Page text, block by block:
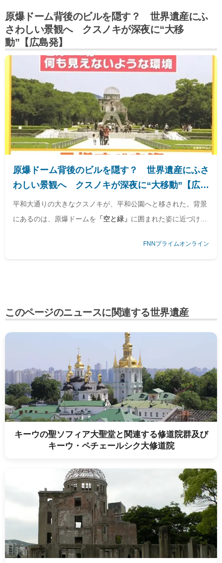
原爆ドーム背後のビルを隠す？ 世界遺産にふ
さわしい景観へ クスノキが深夜に“大移
動”【広島発】
原爆ドーム背後のビルを隠す？ 世界遺産にふさ
わしい景観へ クスノキが深夜に“大移動”【広島
発】｜FNNプライムオンライン
平和大通りの大きなクスノキが、平和公園へと移された。背景
にあるのは、原爆ドームを 「空と緑」 に囲まれた姿に近づけよ
の木は、新たな場所で平和の風景の一部となった。 「いま、ゆ
キ。長年、人々の暮らしを見守ってきた木だ。その“引っ越
FNNプライムオンライン
このページのニュースに関連する世界遺産
キーウの聖ソフィア大聖堂と関連する修道院群及び
キーウ・ペチェールシク大修道院